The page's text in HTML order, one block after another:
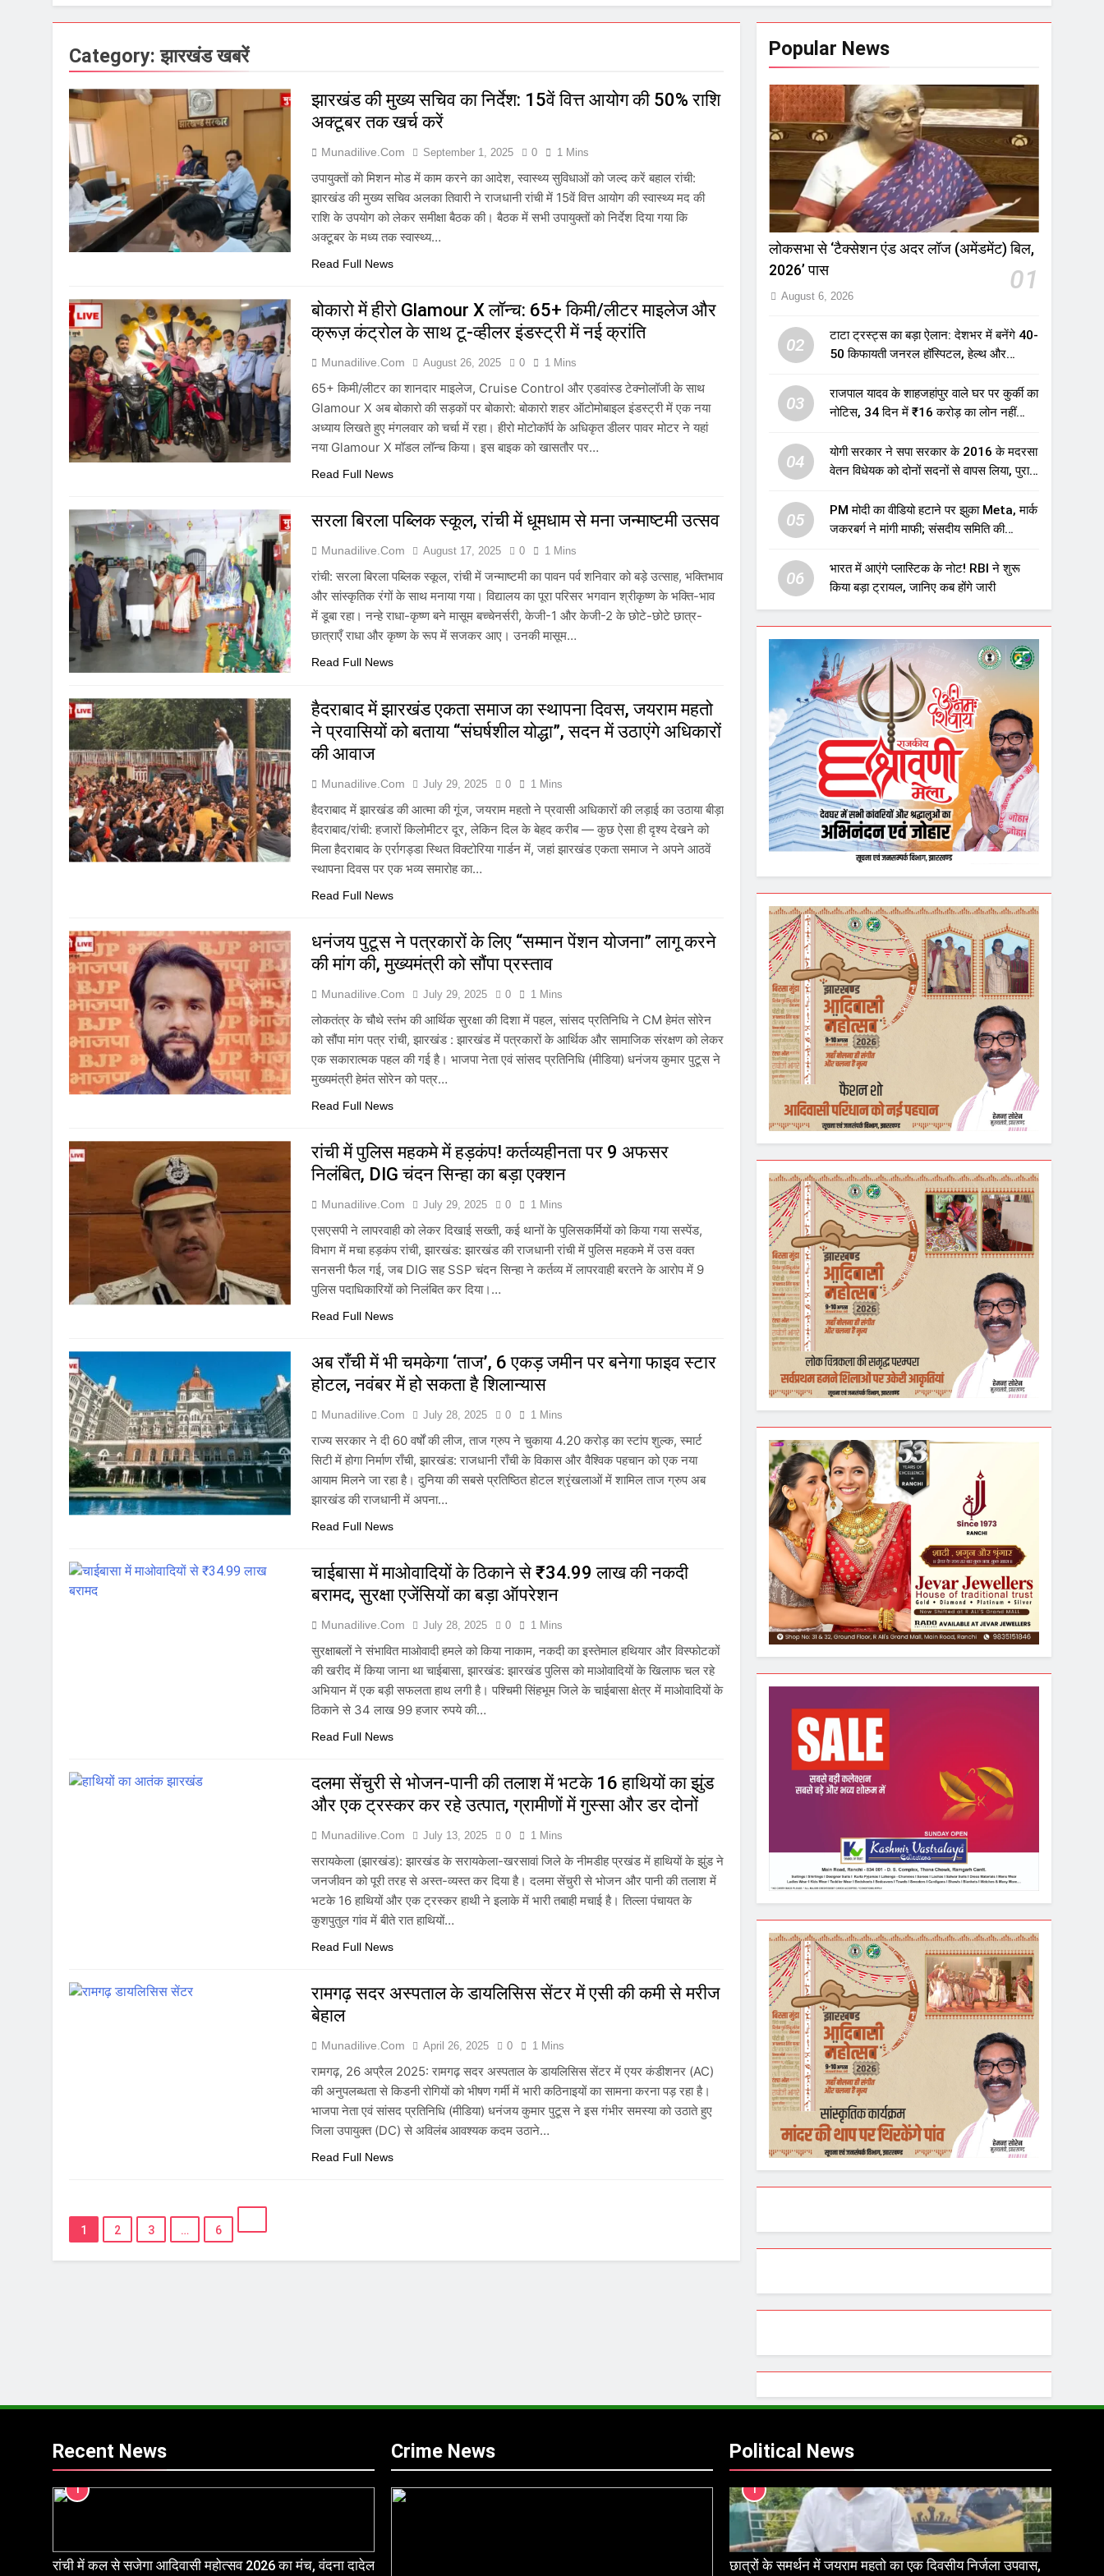
Category:झारखंड खबरें
झारखंड की मुख्य सचिव का निर्देश: 15वें वित्त आयोग की 50% राशि
अक्टूबर तक खर्च करें
Munadilive.com September 1, 2025 0 1 Mins
उपायुक्तों को मिशन मोड में काम करने का आदेश, स्वास्थ्य सुविधाओं को जल्द करें बहाल रांची:
झारखंड की मुख्य सचिव अलका तिवारी ने राजधानी रांची में 15वें वित्त आयोग की स्वास्थ्य मद की
राशि के उपयोग को लेकर समीक्षा बैठक की। बैठक में सभी उपायुक्तों को निर्देश दिया गया कि
अक्टूबर के मध्य तक स्वास्थ्य…
Read Full News
बोकारो में हीरो Glamour X लॉन्च: 65+ किमी/लीटर माइलेज और
क्रूज़ कंट्रोल के साथ टू-व्हीलर इंडस्ट्री में नई क्रांति
Munadilive.com August 26, 2025 0 1 Mins
65+ किमी/लीटर का शानदार माइलेज, Cruise Control और एडवांस्ड टेक्नोलॉजी के साथ
Glamour X अब बोकारो की सड़कों पर बोकारो: बोकारो शहर ऑटोमोबाइल इंडस्ट्री में एक नया
अध्याय लिखते हुए मंगलवार को चर्चा में रहा। हीरो मोटोकॉर्प के अधिकृत डीलर पावर मोटर ने यहां
नया Glamour X मॉडल लॉन्च किया। इस बाइक को खासतौर पर…
Read Full News
सरला बिरला पब्लिक स्कूल, रांची में धूमधाम से मना जन्माष्टमी उत्सव
Munadilive.com August 17, 2025 0 1 Mins
रांची: सरला बिरला पब्लिक स्कूल, रांची में जन्माष्टमी का पावन पर्व शनिवार को बड़े उत्साह, भक्तिभाव
और सांस्कृतिक रंगों के साथ मनाया गया। विद्यालय का पूरा परिसर भगवान श्रीकृष्ण के भक्ति-भाव
में डूबा रहा। नन्हे राधा-कृष्ण बने मासूम बच्चेनर्सरी, केजी-1 और केजी-2 के छोटे-छोटे छात्र-
छात्राएँ राधा और कृष्ण के रूप में सजकर आए। उनकी मासूम…
Read Full News
हैदराबाद में झारखंड एकता समाज का स्थापना दिवस, जयराम महतो
ने प्रवासियों को बताया “संघर्षशील योद्धा”, सदन में उठाएंगे अधिकारों
की आवाज
Munadilive.com July 29, 2025 0 1 Mins
हैदराबाद में झारखंड की आत्मा की गूंज, जयराम महतो ने प्रवासी अधिकारों की लड़ाई का उठाया बीड़ा
हैदराबाद/रांची: हजारों किलोमीटर दूर, लेकिन दिल के बेहद करीब — कुछ ऐसा ही दृश्य देखने को
मिला हैदराबाद के एर्रागड्डा स्थित विक्टोरिया गार्डन में, जहां झारखंड एकता समाज ने अपने आठवें
स्थापना दिवस पर एक भव्य समारोह का…
Read Full News
धनंजय पुटूस ने पत्रकारों के लिए “सम्मान पेंशन योजना” लागू करने
की मांग की, मुख्यमंत्री को सौंपा प्रस्ताव
Munadilive.com July 29, 2025 0 1 Mins
लोकतंत्र के चौथे स्तंभ की आर्थिक सुरक्षा की दिशा में पहल, सांसद प्रतिनिधि ने CM हेमंत सोरेन
को सौंपा मांग पत्र रांची, झारखंड : झारखंड में पत्रकारों के आर्थिक और सामाजिक संरक्षण को लेकर
एक सकारात्मक पहल की गई है। भाजपा नेता एवं सांसद प्रतिनिधि (मीडिया) धनंजय कुमार पुटूस ने
मुख्यमंत्री हेमंत सोरेन को पत्र…
Read Full News
रांची में पुलिस महकमे में हड़कंप! कर्तव्यहीनता पर 9 अफसर
निलंबित, DIG चंदन सिन्हा का बड़ा एक्शन
Munadilive.com July 29, 2025 0 1 Mins
एसएसपी ने लापरवाही को लेकर दिखाई सख्ती, कई थानों के पुलिसकर्मियों को किया गया सस्पेंड,
विभाग में मचा हड़कंप रांची, झारखंड: झारखंड की राजधानी रांची में पुलिस महकमे में उस वक्त
सनसनी फैल गई, जब DIG सह SSP चंदन सिन्हा ने कर्तव्य में लापरवाही बरतने के आरोप में 9
पुलिस पदाधिकारियों को निलंबित कर दिया।…
Read Full News
अब राँची में भी चमकेगा ‘ताज’, 6 एकड़ जमीन पर बनेगा फाइव स्टार
होटल, नवंबर में हो सकता है शिलान्यास
Munadilive.com July 28, 2025 0 1 Mins
राज्य सरकार ने दी 60 वर्षों की लीज, ताज ग्रुप ने चुकाया 4.20 करोड़ का स्टांप शुल्क, स्मार्ट
सिटी में होगा निर्माण राँची, झारखंड: राजधानी राँची के विकास और वैश्विक पहचान को एक नया
आयाम मिलने जा रहा है। दुनिया की सबसे प्रतिष्ठित होटल श्रृंखलाओं में शामिल ताज ग्रुप अब
झारखंड की राजधानी में अपना…
Read Full News
चाईबासा में माओवादियों के ठिकाने से ₹34.99 लाख की नकदी
बरामद, सुरक्षा एजेंसियों का बड़ा ऑपरेशन
Munadilive.com July 28, 2025 0 1 Mins
सुरक्षाबलों ने संभावित माओवादी हमले को किया नाकाम, नकदी का इस्तेमाल हथियार और विस्फोटकों
की खरीद में किया जाना था चाईबासा, झारखंड: झारखंड पुलिस को माओवादियों के खिलाफ चल रहे
अभियान में एक बड़ी सफलता हाथ लगी है। पश्चिमी सिंहभूम जिले के चाईबासा क्षेत्र में माओवादियों के
ठिकाने से 34 लाख 99 हजार रुपये की…
Read Full News
दलमा सेंचुरी से भोजन-पानी की तलाश में भटके 16 हाथियों का झुंड
और एक ट्रस्कर कर रहे उत्पात, ग्रामीणों में गुस्सा और डर दोनों
Munadilive.com July 13, 2025 0 1 Mins
सरायकेला (झारखंड): झारखंड के सरायकेला-खरसावां जिले के नीमडीह प्रखंड में हाथियों के झुंड ने
जनजीवन को पूरी तरह से अस्त-व्यस्त कर दिया है। दलमा सेंचुरी से भोजन और पानी की तलाश में
भटके 16 हाथियों और एक ट्रस्कर हाथी ने इलाके में भारी तबाही मचाई है। तिल्ला पंचायत के
कुशपुतुल गांव में बीते रात हाथियों…
Read Full News
रामगढ़ सदर अस्पताल के डायलिसिस सेंटर में एसी की कमी से मरीज
बेहाल
Munadilive.com April 26, 2025 0 1 Mins
रामगढ़, 26 अप्रैल 2025: रामगढ़ सदर अस्पताल के डायलिसिस सेंटर में एयर कंडीशनर (AC)
की अनुपलब्धता से किडनी रोगियों को भीषण गर्मी में भारी कठिनाइयों का सामना करना पड़ रहा है।
भाजपा नेता एवं सांसद प्रतिनिधि (मीडिया) धनंजय कुमार पुटूस ने इस गंभीर समस्या को उठाते हुए
जिला उपायुक्त (DC) से अविलंब आवश्यक कदम उठाने…
Read Full News
1 2 3 … 6
Popular News
लोकसभा से ‘टैक्सेशन एंड अदर लॉज (अमेंडमेंट) बिल,
2026’ पास
01
August 6, 2026
02
टाटा ट्रस्ट्स का बड़ा ऐलान: देशभर में बनेंगे 40-
50 किफायती जनरल हॉस्पिटल, हेल्थ और
03
राजपाल यादव के शाहजहांपुर वाले घर पर कुर्की का
नोटिस, 34 दिन में ₹16 करोड़ का लोन नहीं
04
योगी सरकार ने सपा सरकार के 2016 के मदरसा
वेतन विधेयक को दोनों सदनों से वापस लिया, पुराने
उठाए सवाल
05
PM मोदी का वीडियो हटाने पर झुका Meta, मार्क
जकरबर्ग ने मांगी माफी; संसदीय समिति की
06
भारत में आएंगे प्लास्टिक के नोट! RBI ने शुरू
किया बड़ा ट्रायल, जानिए कब होंगे जारी
Recent News
1
रांची में कल से सजेगा आदिवासी महोत्सव 2026 का मंच, वंदना दादेल
Crime News Political News
1
छात्रों के समर्थन में जयराम महतो का एक दिवसीय निर्जला उपवास,